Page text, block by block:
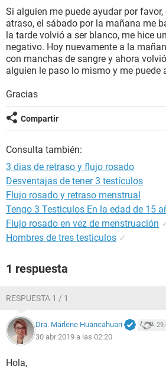
SEXUALIDAD
GLOSARIO
Si alguien me puede ayudar por
atraso, el sábado por la mañana me
la tarde volvió a ser blanco, me hice
negativo. Hoy nuevamente a la
con manchas de sangre y ahora
alguien le paso lo mismo y me puede
Gracias
Compartir
Consulta también:
3 dias de retraso y flujo rosado
Desventajas de tener 3 testículos
Flujo rosado y retraso menstrual
Tengo 3 Testiculos En la edad de 15
Flujo rosado en vez de menstruación
Hombres de tres testiculos ✓
1 respuesta
RESPUESTA 1 / 1
Dra. Marlene Huancahuari
30 abr 2019 a las 02:20
Hola,